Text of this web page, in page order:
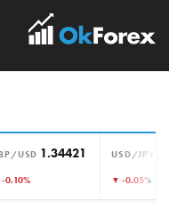
USD 1.34421
0.10%
USD/JPY
▼ -0.05%›